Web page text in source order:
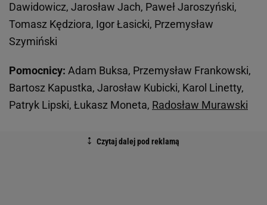
Dawidowicz, Jarosław Jach, Paweł Jaroszyński,
Tomasz Kędziora, Igor Łasicki, Przemysław
Szymiński
Pomocnicy: Adam Buksa, Przemysław Frankowski,
Bartosz Kapustka, Jarosław Kubicki, Karol Linetty,
Patryk Lipski, Łukasz Moneta, Radosław Murawski